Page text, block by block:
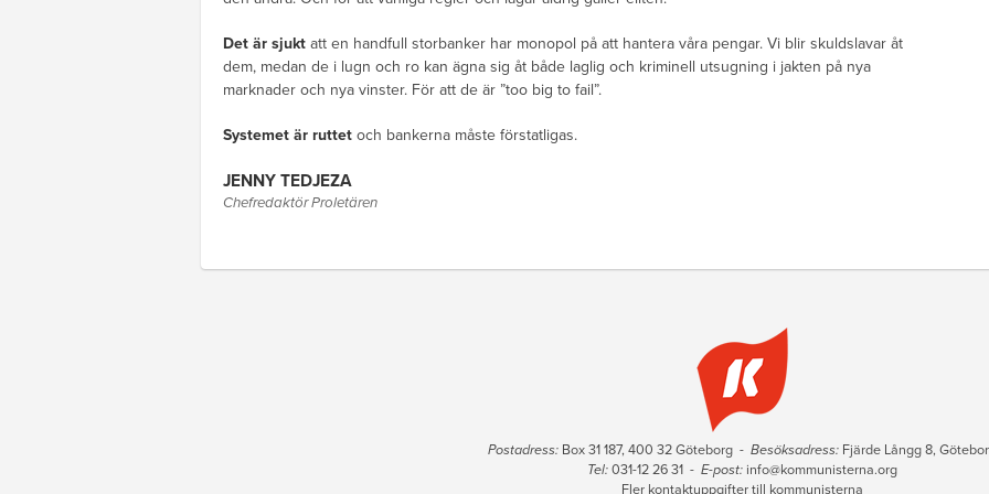
Det är sjukt att en handfull storbanker har monopol på att hantera våra pengar. Vi blir skuldslavar åt
dem, medan de i lugn och ro kan ägna sig åt både laglig och kriminell utsugning i jakten på nya
marknader och nya vinster. För att de är ”too big to fail”.
Systemet är ruttet och bankerna måste förstatligas.
JENNY TEDJEZA
Chefredaktör Proletären
Postadress:Box 31 187, 400 32 Göteborg - Besöksadress:Fjärde Långg 8,
Tel:031-12 26 31 - E-post: info@kommunisterna.org
Fler kontaktuppgifter till kommunisterna